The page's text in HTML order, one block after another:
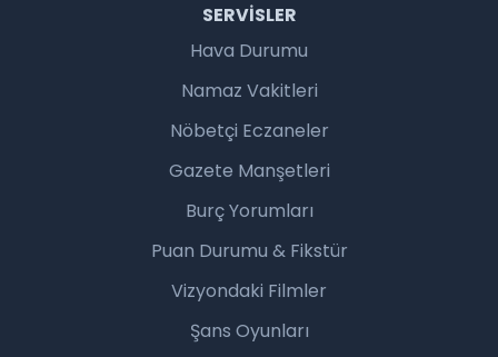
SERVISLER
Hava Durumu
Namaz Vakitleri
Nöbetçi Eczaneler
Gazete Manşetleri
Burç Yorumları
Puan Durumu & Fikstür
Vizyondaki Filmler
Şans Oyunları